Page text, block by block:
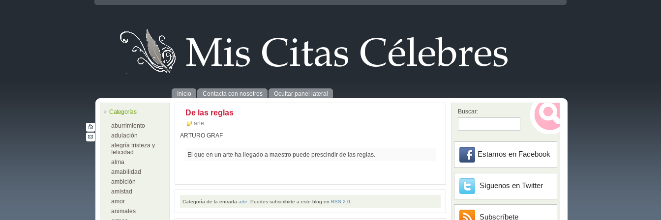
Inicio Contacta con nosotros Ocultar panel lateral
Categorías
aburrimiento
adulación
alegría tristeza y
felicidad
alma
amabilidad
ambición
amistad
amor
animales
De las reglas
arte
ARTURO GRAF
El que en un arte ha llegado a maestro puede prescindir de las reglas.
Categoría de la entrada arte . Puedes subscribirte a este blog en RSS 2.0
Buscar:
Estamos en Facebook
Síguenos en Twitter
Subscríbete